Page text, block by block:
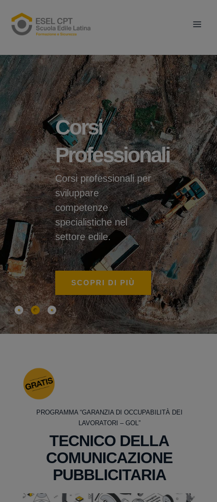
contenuto
Corsi
Professionali
Corsi professionali per
sviluppare
competenze
specialistiche nel
settore edile.
SCOPRI DI PIÙ
PROGRAMMA “GARANZIA DI OCCUPABILITÀ DEI
LAVORATORI – GOL”
TECNICO DELLA
COMUNICAZIONE
PUBBLICITARIA